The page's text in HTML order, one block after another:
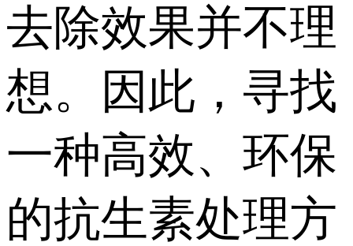
去除效果并不理
想。因此，寻找
一种高效、环保
的抗生素处理方